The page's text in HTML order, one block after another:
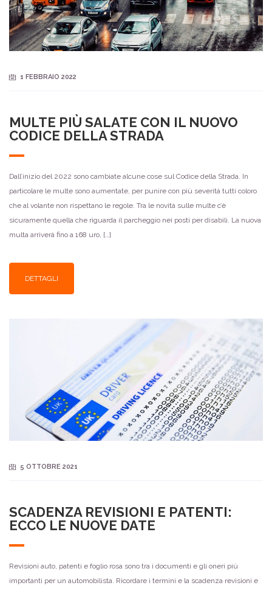
1 FEBBRAIO 2022
MULTE PIÙ SALATE CON IL NUOVO
CODICE DELLA STRADA
Dall’inizio del 2022 sono cambiate alcune cose sul Codice della Strada. In
particolare le multe sono aumentate, per punire con più severità tutti coloro
che al volante non rispettano le regole. Tra le novità sulle multe c’è
sicuramente quella che riguarda il parcheggio nei posti per disabili. La nuova
multa arriverà fino a 168 uro, […]
DETTAGLI
5 OTTOBRE 2021
SCADENZA REVISIONI E PATENTI:
ECCO LE NUOVE DATE
Revisioni auto, patenti e foglio rosa sono tra i documenti e gli oneri più
importanti per un automobilista. Ricordare i termini e la scadenza revisioni e